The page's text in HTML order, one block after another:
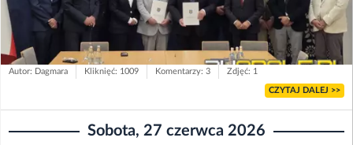
Autor: Dagmara Kliknięć: 1009 Komentarzy: 3 Zdjęć: 1
CZYTAJ DALEJ >>
Sobota, 27 czerwca 2026